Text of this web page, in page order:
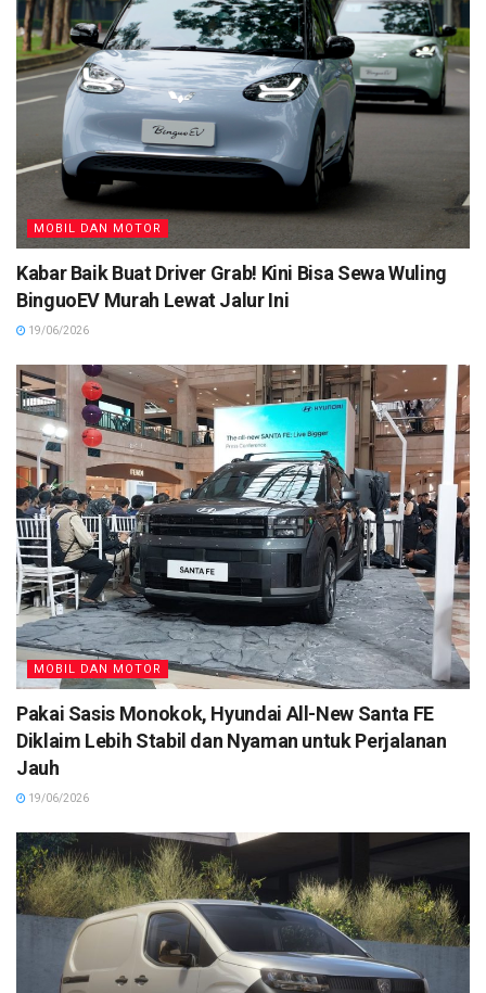
MOBIL DAN MOTOR
Kabar Baik Buat Driver Grab! Kini Bisa Sewa Wuling
BinguoEV Murah Lewat Jalur Ini
19/06/2026
MOBIL DAN MOTOR
Pakai Sasis Monokok, Hyundai All-New Santa FE
Diklaim Lebih Stabil dan Nyaman untuk Perjalanan
Jauh
19/06/2026